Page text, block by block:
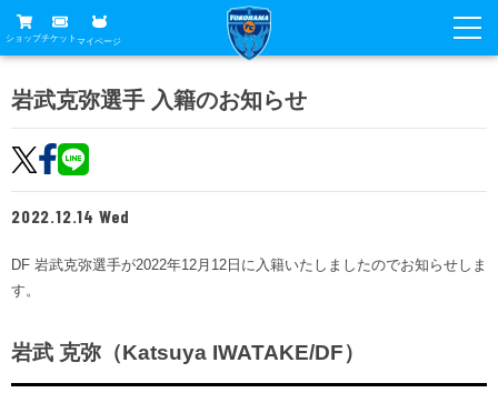
ショップチケット マイページ
グッズ
ホームタウン
トップチーム
クラブ
試合
試合
試合日程
チケット
席種・価格表
販売スケジュール
スケジュール
横浜FC観戦ガイド
クラブ
岩武克弥選手 入籍のお知らせ
2022.12.14 Wed
DF 岩武克弥選手が2022年12月12日に入籍いたしましたのでお知らせしま
す。
岩武 克弥（Katsuya IWATAKE/DF）